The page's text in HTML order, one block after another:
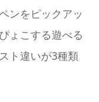
ンをピックアッ
ょこする遊べる
ト違いが3種類